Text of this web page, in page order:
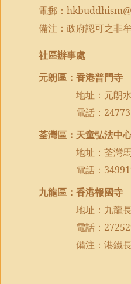
電郵：
備注：政府認可之非
社區辦事處
元朗區：香港普門寺
地址：元朗
電話：
荃灣區：天童弘法中
地址：荃灣
電話：
九龍區：香港報國寺
地址：九龍
電話：
備注：港鐵